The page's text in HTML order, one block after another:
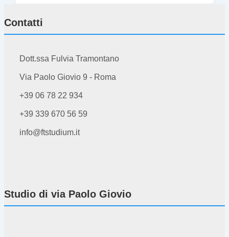
Contatti
Dott.ssa Fulvia Tramontano
Via Paolo Giovio 9 - Roma
+39 06 78 22 934
+39 339 670 56 59
info@ftstudium.it
Studio di via Paolo Giovio